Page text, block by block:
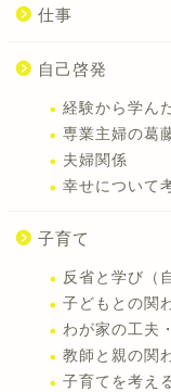
仕事
自己啓発
経験から学ん
専業主婦の葛
夫婦関係
幸せについて
子育て
反省と学び（
子どもとの関
わが家の工夫
教師と親の関
子育てを考え